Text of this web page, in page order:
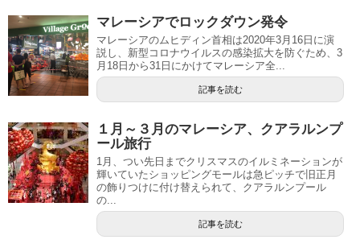
マレーシアでロックダウン発令
マレーシアのムヒディン首相は2020年3月16日に演
説し、新型コロナウイルスの感染拡大を防ぐため、3
月18日から31日にかけてマレーシア全...
記事を読む
１月～３月のマレーシア、クアラルンプ
ール旅行
1月、つい先日までクリスマスのイルミネーションが
輝いていたショッピングモールは急ピッチで旧正月
の飾りつけに付け替えられて、クアラルンプール
の...
記事を読む